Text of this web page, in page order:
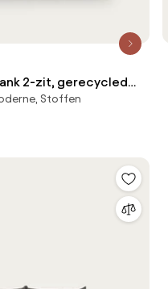
2-zit, gerecycled
Stoffen